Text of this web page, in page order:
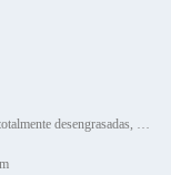
Detalles de empaquetado: Cajas de madera contrachapada, totalmente desengrasadas, de PE apto para salas blancas, selladas ind